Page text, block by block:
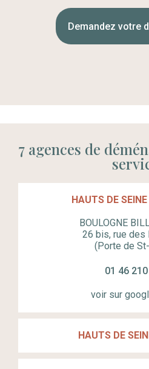
Demandez votre
7 agences de
HAUTS DE
BOULOGNE
26 bis, rue des
(Porte de
01 46 210
voir sur
HAUTS DE